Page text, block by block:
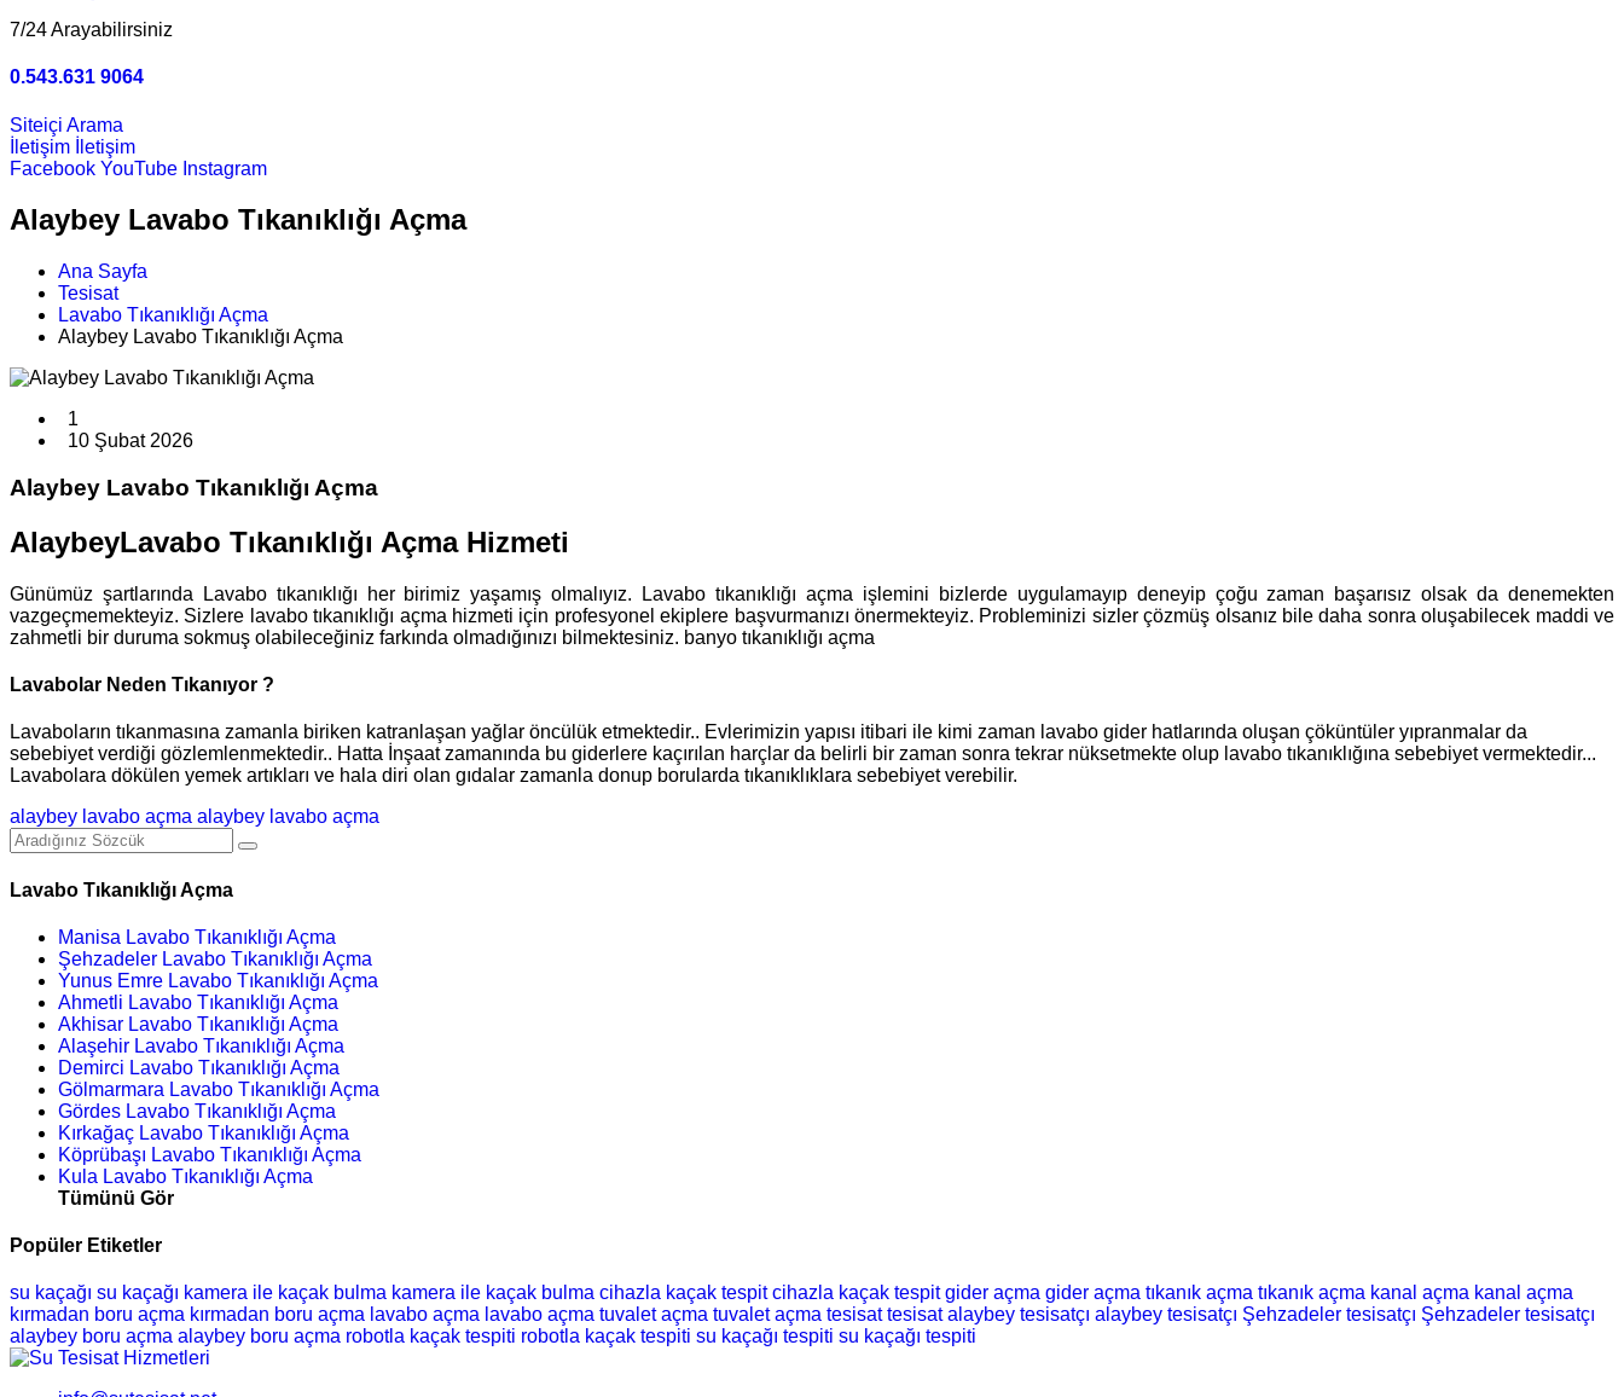
7/24 Arayabilirsiniz
0.543.631 9064
Siteiçi Arama
İletişim
İletişim
Facebook YouTube Instagram
Alaybey Lavabo Tıkanıklığı Açma
Ana Sayfa
Tesisat
Lavabo Tıkanıklığı Açma
Alaybey Lavabo Tıkanıklığı Açma
1
10 Şubat 2026
Alaybey Lavabo Tıkanıklığı Açma
AlaybeyLavabo Tıkanıklığı Açma Hizmeti
Günümüz şartlarında Lavabo tıkanıklığı her birimiz yaşamış olmalıyız. Lavabo tıkanıklığı açma işlemini bizlerde uygulamayıp deneyip çoğu zaman başarısız olsak da denemekten
vazgeçmemekteyiz. Sizlere lavabo tıkanıklığı açma hizmeti için profesyonel ekiplere başvurmanızı önermekteyiz. Probleminizi sizler çözmüş olsanız bile daha sonra oluşabilecek maddi ve
zahmetli bir duruma sokmuş olabileceğiniz farkında olmadığınızı bilmektesiniz. banyo tıkanıklığı açma
Lavabolar Neden Tıkanıyor ?
Lavaboların tıkanmasına zamanla biriken katranlaşan yağlar öncülük etmektedir.. Evlerimizin yapısı itibari ile kimi zaman lavabo gider hatlarında oluşan çöküntüler yıpranmalar da
sebebiyet verdiği gözlemlenmektedir.. Hatta İnşaat zamanında bu giderlere kaçırılan harçlar da belirli bir zaman sonra tekrar nüksetmekte olup lavabo tıkanıklığına sebebiyet vermektedir...
Lavabolara dökülen yemek artıkları ve hala diri olan gıdalar zamanla donup borularda tıkanıklıklara sebebiyet verebilir.
alaybey lavabo açma alaybey lavabo açma
Lavabo Tıkanıklığı Açma
Manisa Lavabo Tıkanıklığı Açma
Şehzadeler Lavabo Tıkanıklığı Açma
Yunus Emre Lavabo Tıkanıklığı Açma
Ahmetli Lavabo Tıkanıklığı Açma
Akhisar Lavabo Tıkanıklığı Açma
Alaşehir Lavabo Tıkanıklığı Açma
Demirci Lavabo Tıkanıklığı Açma
Gölmarmara Lavabo Tıkanıklığı Açma
Gördes Lavabo Tıkanıklığı Açma
Kırkağaç Lavabo Tıkanıklığı Açma
Köprübaşı Lavabo Tıkanıklığı Açma
Kula Lavabo Tıkanıklığı Açma
Tümünü Gör
Popüler Etiketler
su kaçağı su kaçağı kamera ile kaçak bulma kamera ile kaçak bulma cihazla kaçak tespit cihazla kaçak tespit gider açma gider açma tıkanık açma tıkanık açma kanal açma kanal açma
kırmadan boru açma kırmadan boru açma lavabo açma lavabo açma tuvalet açma tuvalet açma tesisat tesisat alaybey tesisatçı alaybey tesisatçı Şehzadeler tesisatçı Şehzadeler tesisatçı
alaybey boru açma alaybey boru açma robotla kaçak tespiti robotla kaçak tespiti su kaçağı tespiti su kaçağı tespiti